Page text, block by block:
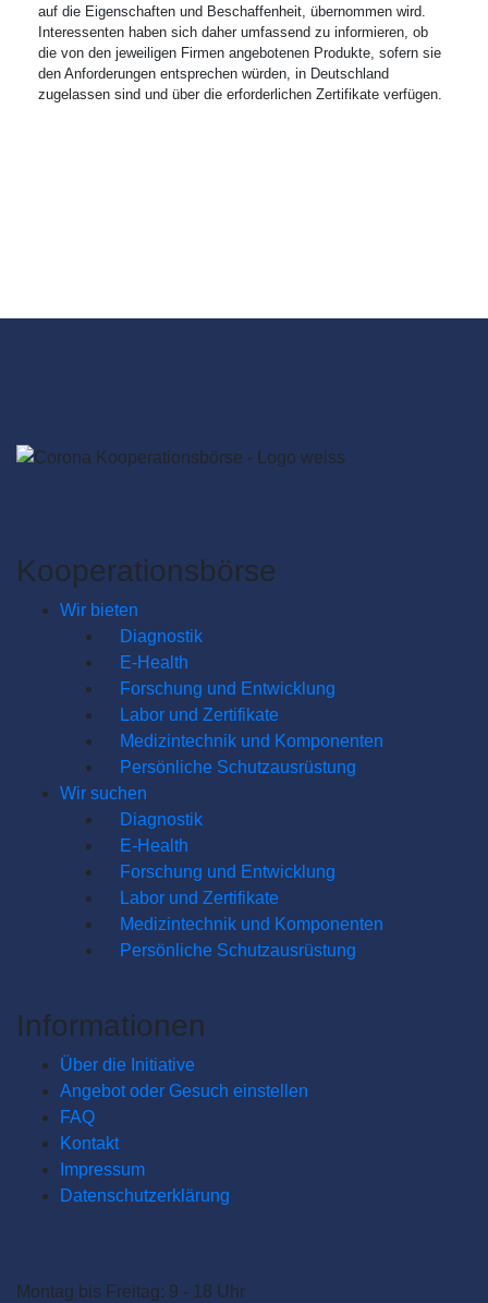
auf die Eigenschaften und Beschaffenheit, übernommen wird.
Interessenten haben sich daher umfassend zu informieren, ob
die von den jeweiligen Firmen angebotenen Produkte, sofern sie
den Anforderungen entsprechen würden, in Deutschland
zugelassen sind und über die erforderlichen Zertifikate verfügen.
Kooperationsbörse
Wir bieten
Diagnostik
E-Health
Forschung und Entwicklung
Labor und Zertifikate
Medizintechnik und Komponenten
Persönliche Schutzausrüstung
Wir suchen
Diagnostik
E-Health
Forschung und Entwicklung
Labor und Zertifikate
Medizintechnik und Komponenten
Persönliche Schutzausrüstung
Informationen
Über die Initiative
Angebot oder Gesuch einstellen
FAQ
Kontakt
Impressum
Datenschutzerklärung
Montag bis Freitag: 9 - 18 Uhr